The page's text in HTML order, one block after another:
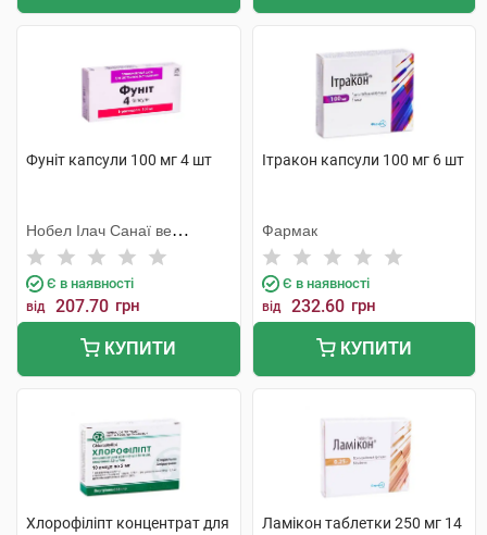
Фуніт капсули 100 мг 4 шт
Нобел Ілач Санаї ве
Тіджарет
Є в наявності
від 207.70 грн
КУПИТИ
Ітракон капсули 100 мг 6 шт
Фармак
Є в наявності
від 232.60 грн
КУПИТИ
Хлорофіліпт концентрат для
Ламікон таблетки 250 мг 14